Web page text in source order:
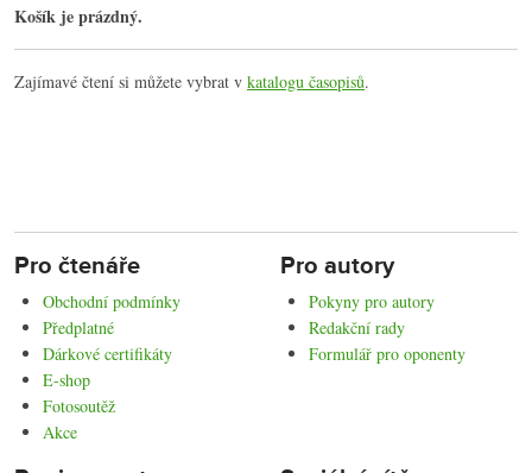
Košík je prázdný.
Zajímavé čtení si můžete vybrat v katalogu časopisů.
Pro čtenáře
Obchodní podmínky
Předplatné
Dárkové certifikáty
E-shop
Fotosoutěž
Akce
Pro autory
Pokyny pro autory
Redakční rady
Formulář pro oponenty